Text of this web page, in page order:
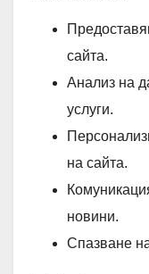
сайта.
Анализ на
услуги.
на сайта.
новини.
Спазване